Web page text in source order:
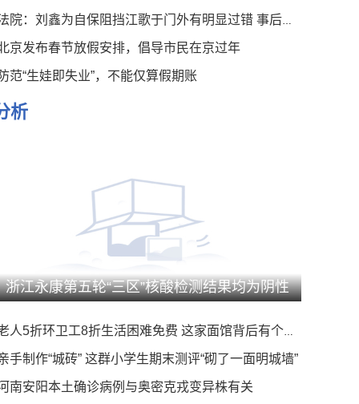
院：刘鑫为自保阻挡江歌于门外有明显过错 事后言论有违伦常
京发布春节放假安排，倡导市民在京过年
范“生娃即失业”，不能仅算假期账
析
浙江永康第五轮“三区”核酸检测结果均为阴性
人5折环卫工8折生活困难免费 这家面馆背后有个暖心事
手制作“城砖” 这群小学生期末测评“砌了一面明城墙”
南安阳本土确诊病例与奥密克戎变异株有关